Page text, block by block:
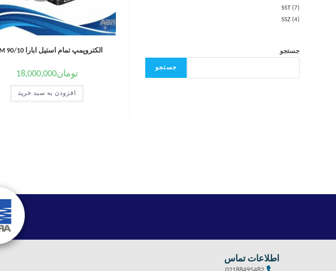
الکتروپمپ تمام استیل ابارا CDM 90/10
تومان18,000,000
افزودن به سبد خرید
SST 7
SSZ 4
جستجو
جستجو
اطلاعات تماس